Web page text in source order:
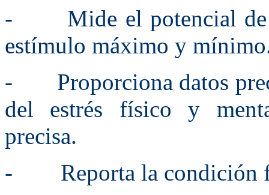
- Mide el potencial de
estímulo máximo y
- Proporciona datos
del estrés físico y
precisa.
- Reporta la condición